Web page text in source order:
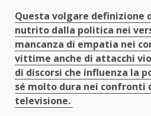
Questa volgare definizione
nutrito dalla politica nei
mancanza di empatia nei
vittime anche di attacchi
di discorsi che influenza la
sé molto dura nei confronti
televisione.